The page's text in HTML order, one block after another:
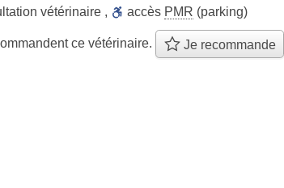
vétérinaire , accès PMR (parking)
ce vétérinaire. Je recommande